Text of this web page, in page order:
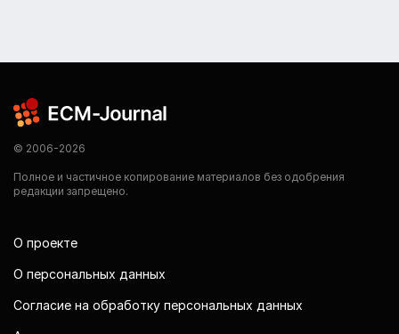
© 2006-2026
Полное и частичное копирование материалов без одобрения
редакции запрещено.
О проекте
О персональных данных
Согласие на обработку персональных данных